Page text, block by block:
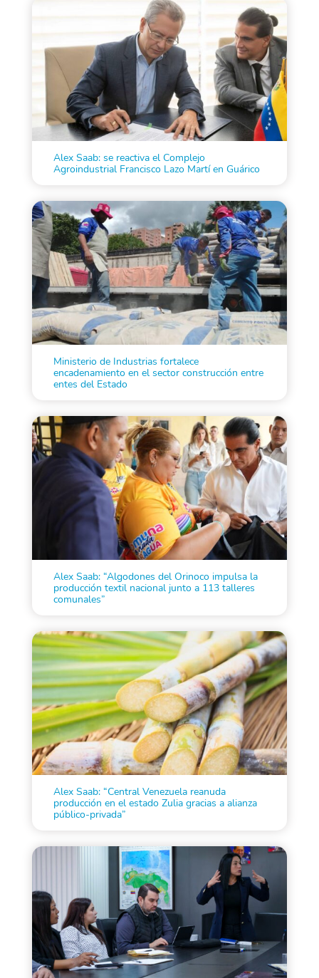
Alex Saab: se reactiva el Complejo
Agroindustrial Francisco Lazo Martí en Guárico
Ministerio de Industrias fortalece
encadenamiento en el sector construcción entre
entes del Estado
Alex Saab: “Algodones del Orinoco impulsa la
producción textil nacional junto a 113 talleres
comunales”
Alex Saab: “Central Venezuela reanuda
producción en el estado Zulia gracias a alianza
público-privada”